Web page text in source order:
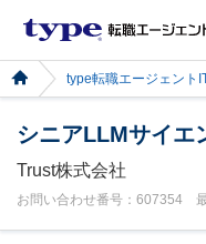
type転職エージェント
シニアLLMサイエ
Trust株式会社
お問い合わせ番号：607354